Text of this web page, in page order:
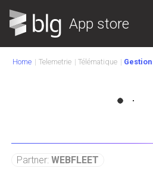
App store
Home Telemetrie Télématique Gestion
Partner: WEBFLEET